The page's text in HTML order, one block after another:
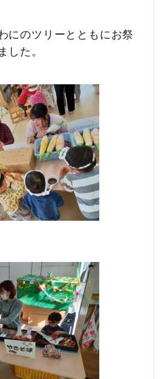
にのツリーとともにお祭
した。